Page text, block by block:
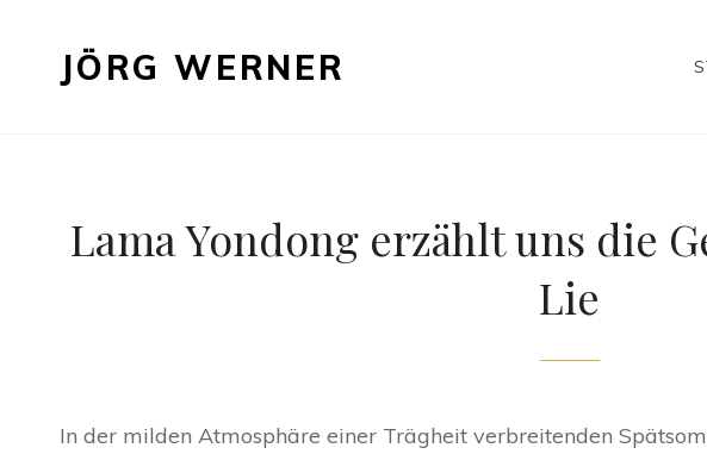
JÖRG WERNER
Lama Yondong erzählt uns die
Lie
In der milden Atmosphäre einer Trägheit verbreitenden